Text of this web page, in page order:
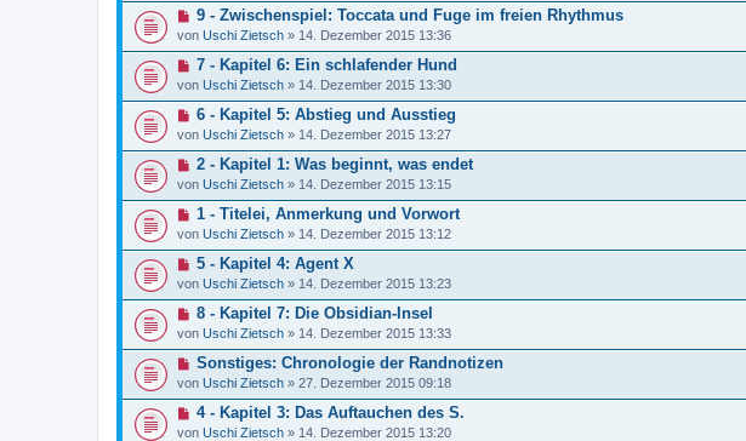
9 - Zwischenspiel: Toccata und Fuge im freien Rhythmus
von Uschi Zietsch » 14. Dezember 2015 13:36
7 - Kapitel 6: Ein schlafender Hund
von Uschi Zietsch » 14. Dezember 2015 13:30
6 - Kapitel 5: Abstieg und Ausstieg
von Uschi Zietsch » 14. Dezember 2015 13:27
2 - Kapitel 1: Was beginnt, was endet
von Uschi Zietsch » 14. Dezember 2015 13:15
1 - Titelei, Anmerkung und Vorwort
von Uschi Zietsch » 14. Dezember 2015 13:12
5 - Kapitel 4: Agent X
von Uschi Zietsch » 14. Dezember 2015 13:23
8 - Kapitel 7: Die Obsidian-Insel
von Uschi Zietsch » 14. Dezember 2015 13:33
Sonstiges: Chronologie der Randnotizen
von Uschi Zietsch » 27. Dezember 2015 09:18
4 - Kapitel 3: Das Auftauchen des S.
von Uschi Zietsch » 14. Dezember 2015 13:20